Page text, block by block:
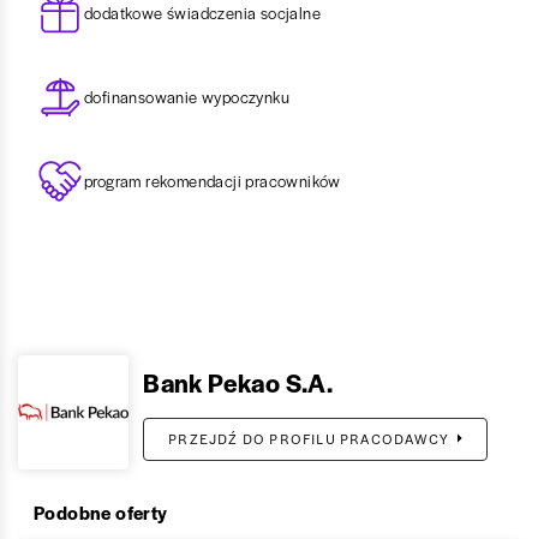
dodatkowe świadczenia socjalne
dofinansowanie wypoczynku
program rekomendacji pracowników
Bank Pekao S.A.
PRZEJDŹ DO PROFILU PRACODAWCY
Podobne oferty